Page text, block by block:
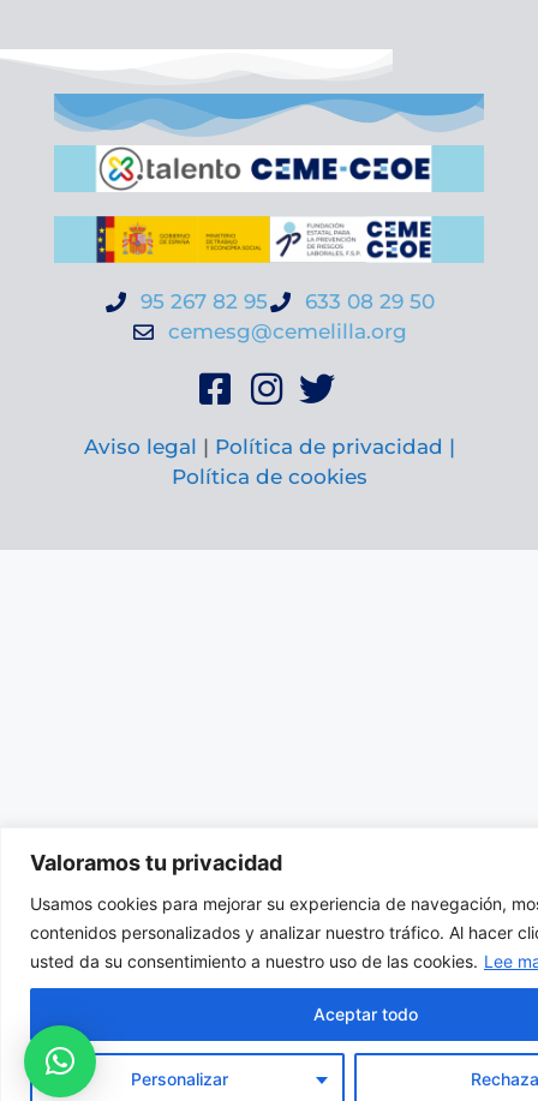
Valoramos tu privacidad
Usamos cookies para mejorar su experiencia de navegación,
contenidos personalizados y analizar nuestro tráfico. Al hacer
usted da su consentimiento a nuestro uso de las cookies. Lee
Personalizar
Aceptar todo
95 267 82 95
633 08 29 50
cemesg@cemelilla.org
Aviso legal | Política de privacidad |
Política de cookies